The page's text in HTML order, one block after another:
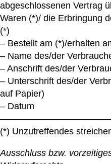
abgeschlossenen Vertrag
Waren (*)/ die Erbringung
(*)
– Bestellt am (*)/erhalten
– Name des/der
– Anschrift des/der
– Unterschrift des/der
auf Papier)
– Datum
(*) Unzutreffendes
Ausschluss bzw.